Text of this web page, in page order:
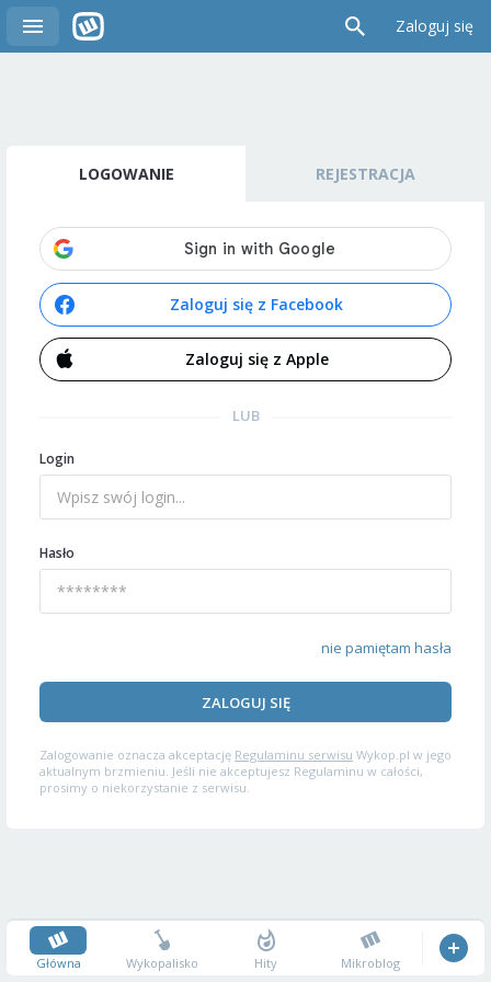
Zaloguj się
LOGOWANIE REJESTRACJA
Zaloguj się z Facebook
Zaloguj się z Apple
LUB
Login
Hasło
nie pamiętam hasła
ZALOGUJ SIĘ
Zalogowanie oznacza akceptację Regulaminu serwisu Wykop.pl w jego
aktualnym brzmieniu. Jeśli nie akceptujesz Regulaminu w całości,
prosimy o niekorzystanie z serwisu.
Główna Wykopalisko Hity Mikroblog